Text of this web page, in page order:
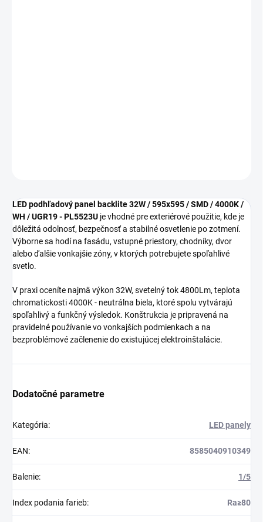
LED podhľadový panel backlite 32W / 595x595 / SMD / 4000K /
WH / UGR19 - PL5523U je vhodné pre exteriérové použitie, kde je
dôležitá odolnosť, bezpečnosť a stabilné osvetlenie po zotmení.
Výborne sa hodí na fasádu, vstupné priestory, chodníky, dvor
alebo ďalšie vonkajšie zóny, v ktorých potrebujete spoľahlivé
svetlo.
V praxi oceníte najmä výkon 32W, svetelný tok 4800Lm, teplota
chromatickosti 4000K - neutrálna biela, ktoré spolu vytvárajú
spoľahlivý a funkčný výsledok. Konštrukcia je pripravená na
pravidelné používanie vo vonkajších podmienkach a na
bezproblémové začlenenie do existujúcej elektroinštalácie.
Dodatočné parametre
Kategória: LED panely
EAN: 8585040910349
Balenie: 1/5
Index podania farieb: Ra≥80